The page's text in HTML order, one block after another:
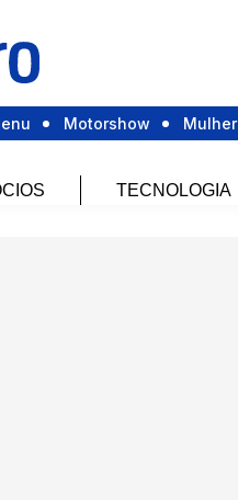
Motorshow Mulher
TECNOLOGIA